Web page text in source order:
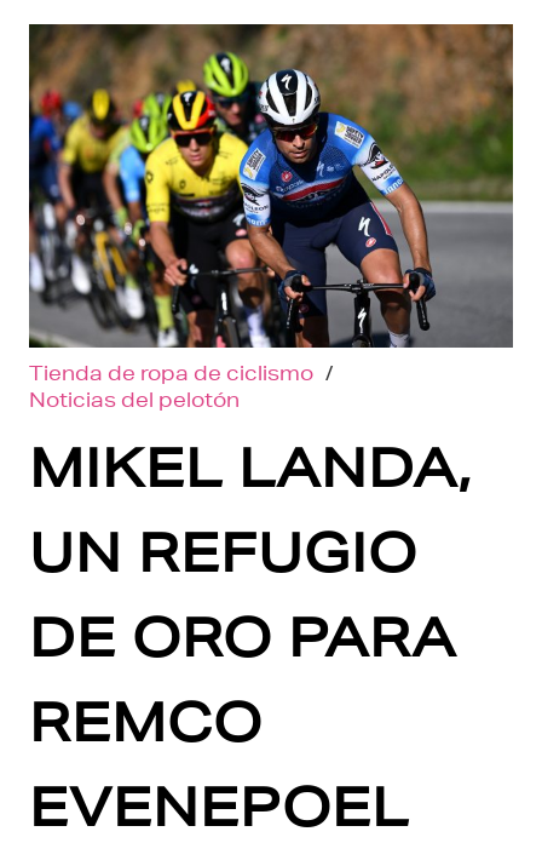
Tienda de ropa de ciclismo /
Noticias del pelotón
MIKEL LANDA,
UN REFUGIO
DE ORO PARA
REMCO
EVENEPOEL